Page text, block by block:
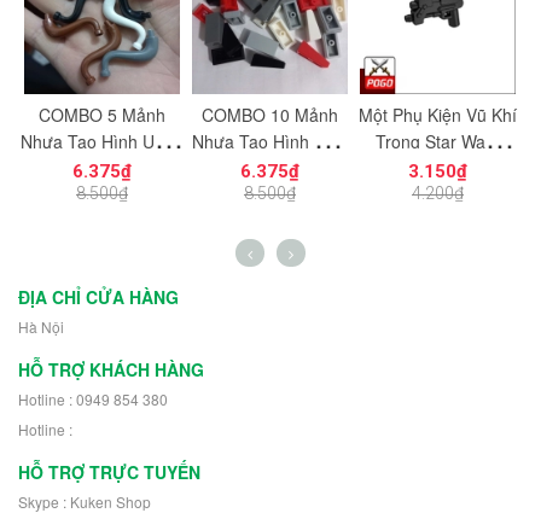
COMBO 5 Mảnh
Nhựa Tạo Hình Uống
Cong Dùng Cho Mô
Hình Nhân Vật Mini
6.375₫
8.500₫
COMBO 10 Mảnh
Nhựa Tạo Hình Trơn
Vát Dọc 1x2
NO.1725 Đồ Chơi
6.375₫
8.500₫
Một Phụ Kiện Vũ Khí
Trong Star Wars
PGPJ0033 NO.1198
- Phụ Kiện MOC
3.150₫
4.200₫
ĐỊA CHỈ CỬA HÀNG
Hà Nội
HỖ TRỢ KHÁCH HÀNG
Hotline : 0949 854 380
Hotline :
HỖ TRỢ TRỰC TUYẾN
Skype : Kuken Shop